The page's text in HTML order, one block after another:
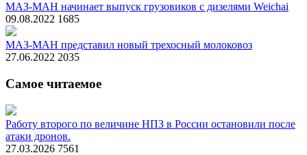
МАЗ-МАН начинает выпуск грузовиков с дизелями Weichai
09.08.2022 1685
МАЗ-МАН представил новый трехосный молоковоз
27.06.2022 2035
Самое читаемое
Работу второго по величине НПЗ в России остановили после
атаки дронов.
27.03.2026 7561